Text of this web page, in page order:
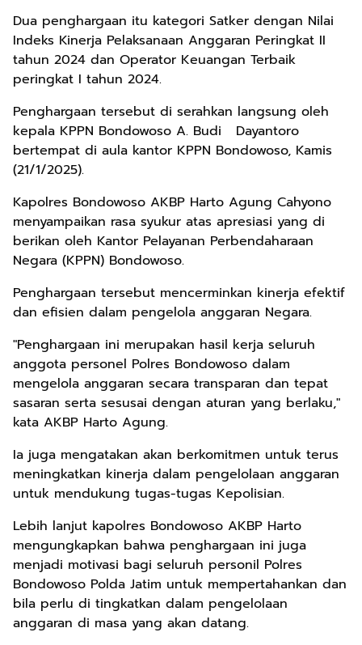
Dua penghargaan itu kategori Satker dengan Nilai
Indeks Kinerja Pelaksanaan Anggaran Peringkat II
tahun 2024 dan Operator Keuangan Terbaik
peringkat I tahun 2024.
Penghargaan tersebut di serahkan langsung oleh
kepala KPPN Bondowoso A. Budi Dayantoro
bertempat di aula kantor KPPN Bondowoso, Kamis
(21/1/2025).
Kapolres Bondowoso AKBP Harto Agung Cahyono
menyampaikan rasa syukur atas apresiasi yang di
berikan oleh Kantor Pelayanan Perbendaharaan
Negara (KPPN) Bondowoso.
Penghargaan tersebut mencerminkan kinerja efektif
dan efisien dalam pengelola anggaran Negara.
"Penghargaan ini merupakan hasil kerja seluruh
anggota personel Polres Bondowoso dalam
mengelola anggaran secara transparan dan tepat
sasaran serta sesusai dengan aturan yang berlaku,"
kata AKBP Harto Agung.
Ia juga mengatakan akan berkomitmen untuk terus
meningkatkan kinerja dalam pengelolaan anggaran
untuk mendukung tugas-tugas Kepolisian.
Lebih lanjut kapolres Bondowoso AKBP Harto
mengungkapkan bahwa penghargaan ini juga
menjadi motivasi bagi seluruh personil Polres
Bondowoso Polda Jatim untuk mempertahankan dan
bila perlu di tingkatkan dalam pengelolaan
anggaran di masa yang akan datang.